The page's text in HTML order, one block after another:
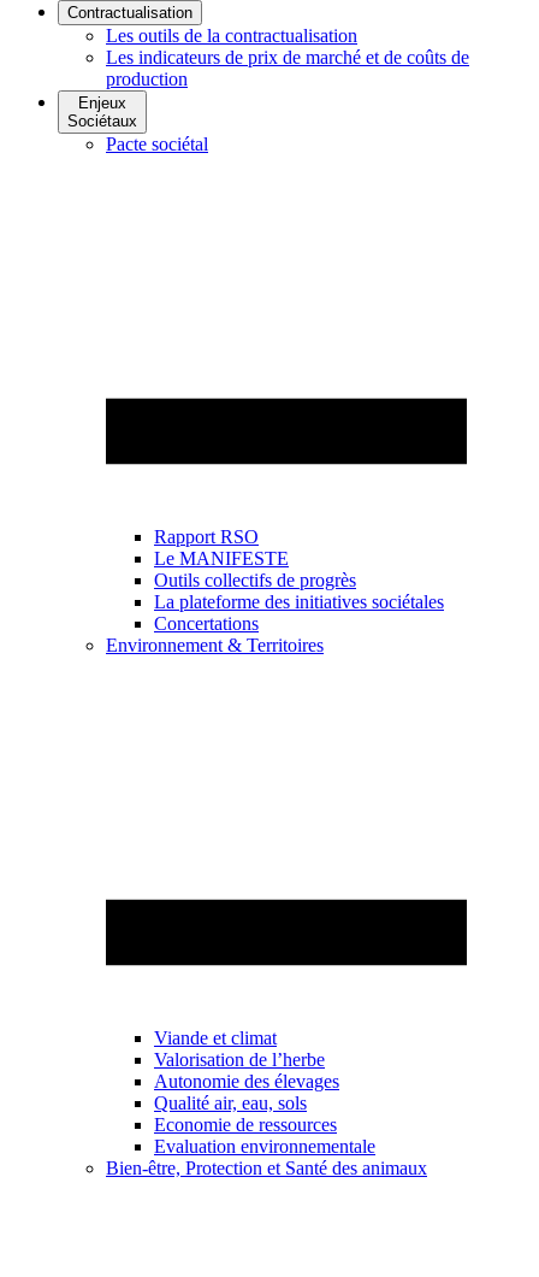
Contractualisation
Les outils de la contractualisation
Les indicateurs de prix de marché et de coûts de
production
Enjeux
Sociétaux
Pacte sociétal
Rapport RSO
Le MANIFESTE
Outils collectifs de progrès
La plateforme des initiatives sociétales
Concertations
Environnement & Territoires
Viande et climat
Valorisation de l’herbe
Autonomie des élevages
Qualité air, eau, sols
Economie de ressources
Evaluation environnementale
Bien-être, Protection et Santé des animaux